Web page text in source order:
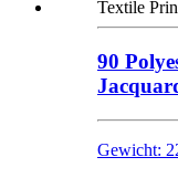
90
Gewicht: